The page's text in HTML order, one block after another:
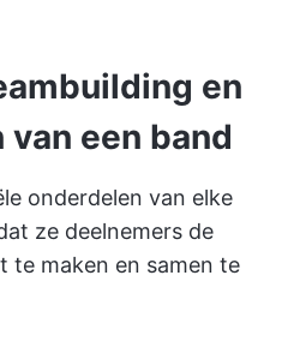
en
een band
onderdelen van elke
ze deelnemers de
te maken en samen te